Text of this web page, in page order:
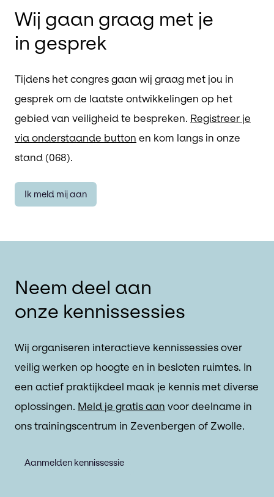
Wij gaan graag met je
in gesprek
Tijdens het congres gaan wij graag met jou in
gesprek om de laatste ontwikkelingen op het
gebied van veiligheid te bespreken. Registreer je
via onderstaande button en kom langs in onze
stand (068).
Ik meld mij aan
Neem deel aan
onze kennissessies
Wij organiseren interactieve kennissessies over
veilig werken op hoogte en in besloten ruimtes. In
een actief praktijkdeel maak je kennis met diverse
oplossingen. Meld je gratis aan voor deelname in
ons trainingscentrum in Zevenbergen of Zwolle.
Aanmelden kennissessie